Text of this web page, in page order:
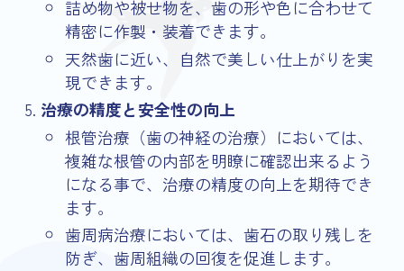
詰め物や被せ物を、歯の形や色に合わせて
精密に作製・装着できます。
天然歯に近い、自然で美しい仕上がりを実
現できます。
治療の精度と安全性の向上
根管治療（歯の神経の治療）においては、
複雑な根管の内部を明瞭に確認出来るよう
になる事で、治療の精度の向上を期待でき
ます。
歯周病治療においては、歯石の取り残しを
防ぎ、歯周組織の回復を促進します。